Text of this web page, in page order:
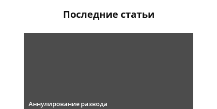
Последние статьи
Аннулирование развода